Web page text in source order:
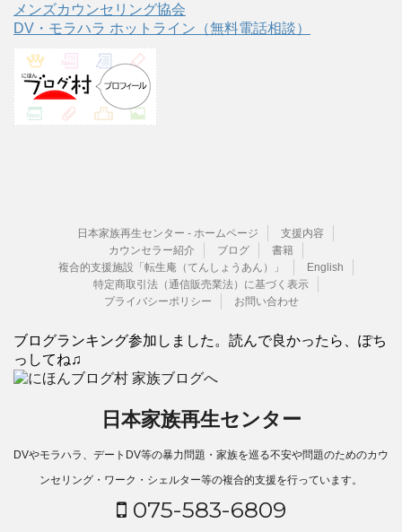
メンズカウンセリング協会
DV・モラハラ ホットライン（無料電話相談）
日本家族再生センター - ホームページ
支援内容
カウンセラー紹介
ブログ
書籍
複合的支援施設「転生庵（てんしょうあん）」
English
特定商取引法（通信販売業法）に基づく表示
プライバシーポリシー
お問い合わせ
ブログランキング参加しました。読んで良かったら、ぽち
っしてね♫
日本家族再生センター
DVやモラハラ、デートDV等の暴力問題・家族を巡る不安や問題のためのカウ
ンセリング・ワーク・シェルター等の複合的支援を行っています。
075-583-6809